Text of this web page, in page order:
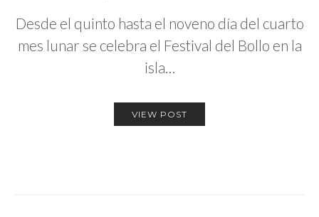
Desde el quinto hasta el noveno día del cuarto
mes lunar se celebra el Festival del Bollo en la
isla…
VIEW POST